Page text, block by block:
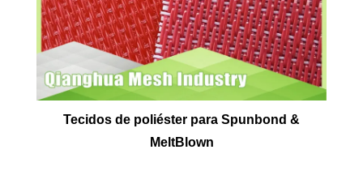
Tecidos de poliéster para Spunbond &
MeltBlown